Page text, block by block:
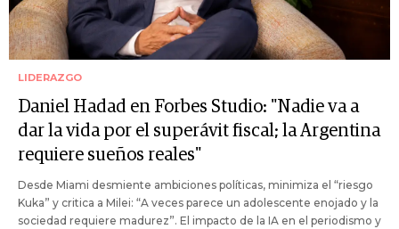
LIDERAZGO
Daniel Hadad en Forbes Studio: "Nadie va a
dar la vida por el superávit fiscal; la Argentina
requiere sueños reales"
Desde Miami desmiente ambiciones políticas, minimiza el “riesgo
Kuka” y critica a Milei: “A veces parece un adolescente enojado y la
sociedad requiere madurez”. El impacto de la IA en el periodismo y